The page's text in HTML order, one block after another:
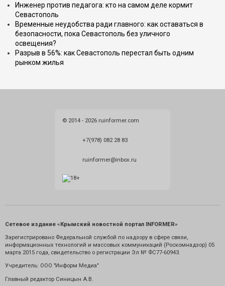
Инженер против педагога: кто на самом деле кормит
Севастополь
Временные неудобства ради главного: как оставаться в
безопасности, пока Севастополь без уличного
освещения?
Разрыв в 56%: как Севастополь перестал быть одним
рынком жилья
© 2014 - 2026 ruinformer.com
+7(978) 082 28 83
ruinformer@inbox.ru
Сетевое издание «Крымский новостной портал INFORMER»
Зарегистрировано Федеральной службой по надзору в сфере связи,
информационных технологий и массовых коммуникаций (Роскомнадзор) 05
марта 2015 года, свидетельство о регистрации Эл № ФС77-60943.
Учредитель: ООО "Информ Медиа"
Главный редактор Синицын А.В.